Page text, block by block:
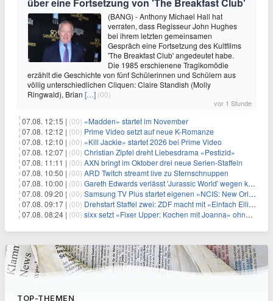
(BANG) - Anthony Michael Hall hat
verraten, dass Regisseur John Hughes
bei ihrem letzten gemeinsamen
Gespräch eine Fortsetzung des Kultfilms
'The Breakfast Club' angedeutet habe.
Die 1985 erschienene Tragikomödie
erzählt die Geschichte von fünf Schülerinnen und Schülern aus
völlig unterschiedlichen Cliquen: Claire Standish (Molly
Ringwald), Brian […] (00)
vor 1 Stunde
07.08. 12:15 | (00) «Madden» startet im November
07.08. 12:12 | (00) Prime Video setzt auf neue K-Romanze
07.08. 12:10 | (00) «Kill Jackie» startet 2026 bei Prime Video
07.08. 12:07 | (00) Christian Zipfel dreht Liebesdrama «Pestizid»
07.08. 11:11 | (00) AXN bringt im Oktober drei neue Serien-Staffeln
07.08. 10:50 | (00) ARD Twitch streamt live zu Sternschnuppen
07.08. 10:00 | (00) Gareth Edwards verlässt 'Jurassic World' wegen kreativer Differenzen
07.08. 09:20 | (00) Samsung TV Plus startet eigenen «NCIS: New Orleans»-Sender
07.08. 09:17 | (00) Drehstart Staffel zwei: ZDF macht mit «Einfach Elli» weiter
07.08. 08:24 | (00) sixx setzt «Fixer Upper: Kochen mit Joanna» ohne Pause fort
TOP-THEMEN